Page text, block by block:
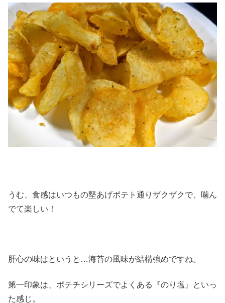
うむ、食感はいつもの堅あげポテト通りザクザクで、噛ん
でて楽しい！
肝心の味はというと…海苔の風味が結構強めですね。
第一印象は、ポテチシリーズでよくある『のり塩』といっ
た感じ。